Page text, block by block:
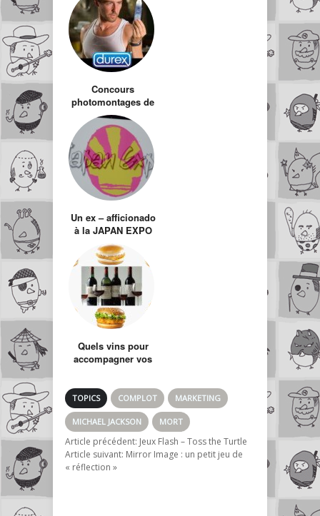
Concours
photomontages de
super-héros
Un ex – afficionado
à la JAPAN EXPO
Quels vins pour
accompagner vos
TOPICS COMPLOT MARKETING
MICHAEL JACKSON MORT
Article précédent: Jeux Flash – Toss the Turtle
Article suivant: Mirror Image : un petit jeu de
« réflection »